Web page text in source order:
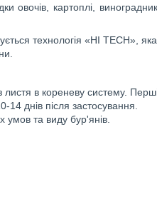
овочів, картоплі,
технологія «HI TECH», яка
в кореневу систему.
днів після застосування.
умов та виду бур'янів.